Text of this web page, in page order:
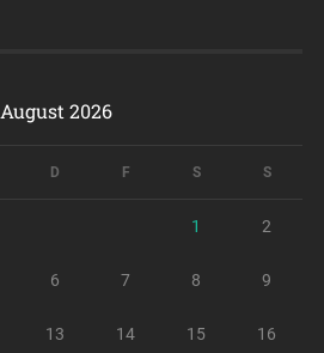
August 2026
D F S S
1 2
6 7 8 9
13 14 15 16